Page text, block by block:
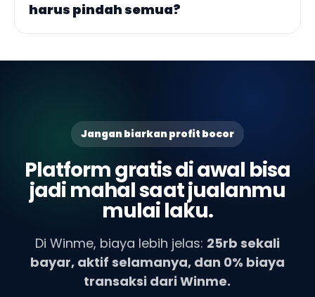
harus pindah semua?
Jangan biarkan profit bocor
Platform gratis di awal bisa
jadi mahal saat jualanmu
mulai laku.
Di Winme, biaya lebih jelas: 25rb sekali
bayar, aktif selamanya, dan 0% biaya
transaksi dari Winme.